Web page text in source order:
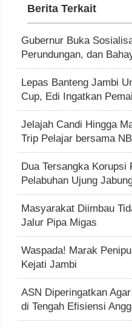
Berita Terkait
Gubernur Buka
Perundungan, dan
Lepas Banteng Jambi
Cup, Edi Ingatkan
Jelajah Candi Hingga
Trip Pelajar bersama
Dua Tersangka Korupsi
Pelabuhan Ujung
Masyarakat Diimbau
Jalur Pipa Migas
Waspada! Marak
Kejati Jambi
ASN Diperingatkan
di Tengah Efisiensi